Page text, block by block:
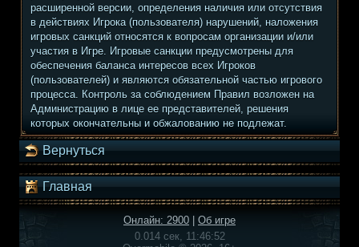
расширенной версии, определения наличия или отсутствия
в действиях Игрока (пользователя) нарушений, наложения
игровых санкций относятся к вопросам организации и/или
участия в Игре. Игровые санкции предусмотрены для
обеспечения баланса интересов всех Игроков
(пользователей) и являются обязательной частью игрового
процесса. Контроль за соблюдением Правил возложен на
Администрацию в лице ее представителей, решения
которых окончательны и обжалованию не подлежат.
Вернуться
Главная
Онлайн: 2900
Об игре
0.014 сек, 11:46:52